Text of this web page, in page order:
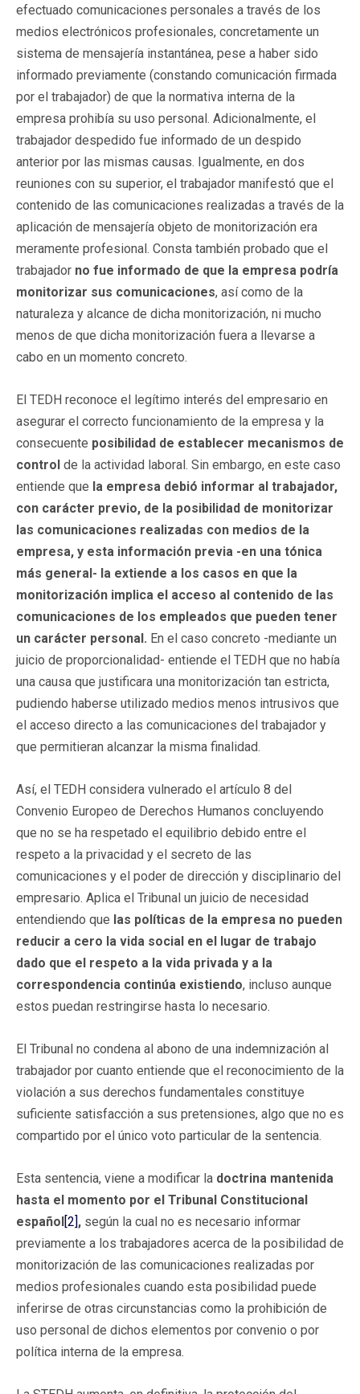
efectuado comunicaciones personales a través de los
medios electrónicos profesionales, concretamente un
sistema de mensajería instantánea, pese a haber sido
informado previamente (constando comunicación firmada
por el trabajador) de que la normativa interna de la
empresa prohibía su uso personal. Adicionalmente, el
trabajador despedido fue informado de un despido
anterior por las mismas causas. Igualmente, en dos
reuniones con su superior, el trabajador manifestó que el
contenido de las comunicaciones realizadas a través de la
aplicación de mensajería objeto de monitorización era
meramente profesional. Consta también probado que el
trabajador no fue informado de que la empresa podría
monitorizar sus comunicaciones, así como de la
naturaleza y alcance de dicha monitorización, ni mucho
menos de que dicha monitorización fuera a llevarse a
cabo en un momento concreto.
El TEDH reconoce el legítimo interés del empresario en
asegurar el correcto funcionamiento de la empresa y la
consecuente posibilidad de establecer mecanismos de
control de la actividad laboral. Sin embargo, en este caso
entiende que la empresa debió informar al trabajador,
con carácter previo, de la posibilidad de monitorizar
las comunicaciones realizadas con medios de la
empresa, y esta información previa -en una tónica
más general- la extiende a los casos en que la
monitorización implica el acceso al contenido de las
comunicaciones de los empleados que pueden tener
un carácter personal. En el caso concreto -mediante un
juicio de proporcionalidad- entiende el TEDH que no había
una causa que justificara una monitorización tan estricta,
pudiendo haberse utilizado medios menos intrusivos que
el acceso directo a las comunicaciones del trabajador y
que permitieran alcanzar la misma finalidad.
Así, el TEDH considera vulnerado el artículo 8 del
Convenio Europeo de Derechos Humanos concluyendo
que no se ha respetado el equilibrio debido entre el
respeto a la privacidad y el secreto de las
comunicaciones y el poder de dirección y disciplinario del
empresario. Aplica el Tribunal un juicio de necesidad
entendiendo que las políticas de la empresa no pueden
reducir a cero la vida social en el lugar de trabajo
dado que el respeto a la vida privada y a la
correspondencia continúa existiendo, incluso aunque
estos puedan restringirse hasta lo necesario.
El Tribunal no condena al abono de una indemnización al
trabajador por cuanto entiende que el reconocimiento de la
violación a sus derechos fundamentales constituye
suficiente satisfacción a sus pretensiones, algo que no es
compartido por el único voto particular de la sentencia.
Esta sentencia, viene a modificar la doctrina mantenida
hasta el momento por el Tribunal Constitucional
español[2], según la cual no es necesario informar
previamente a los trabajadores acerca de la posibilidad de
monitorización de las comunicaciones realizadas por
medios profesionales cuando esta posibilidad puede
inferirse de otras circunstancias como la prohibición de
uso personal de dichos elementos por convenio o por
política interna de la empresa.